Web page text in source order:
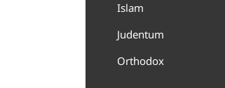
Islam
Judentum
Orthodox